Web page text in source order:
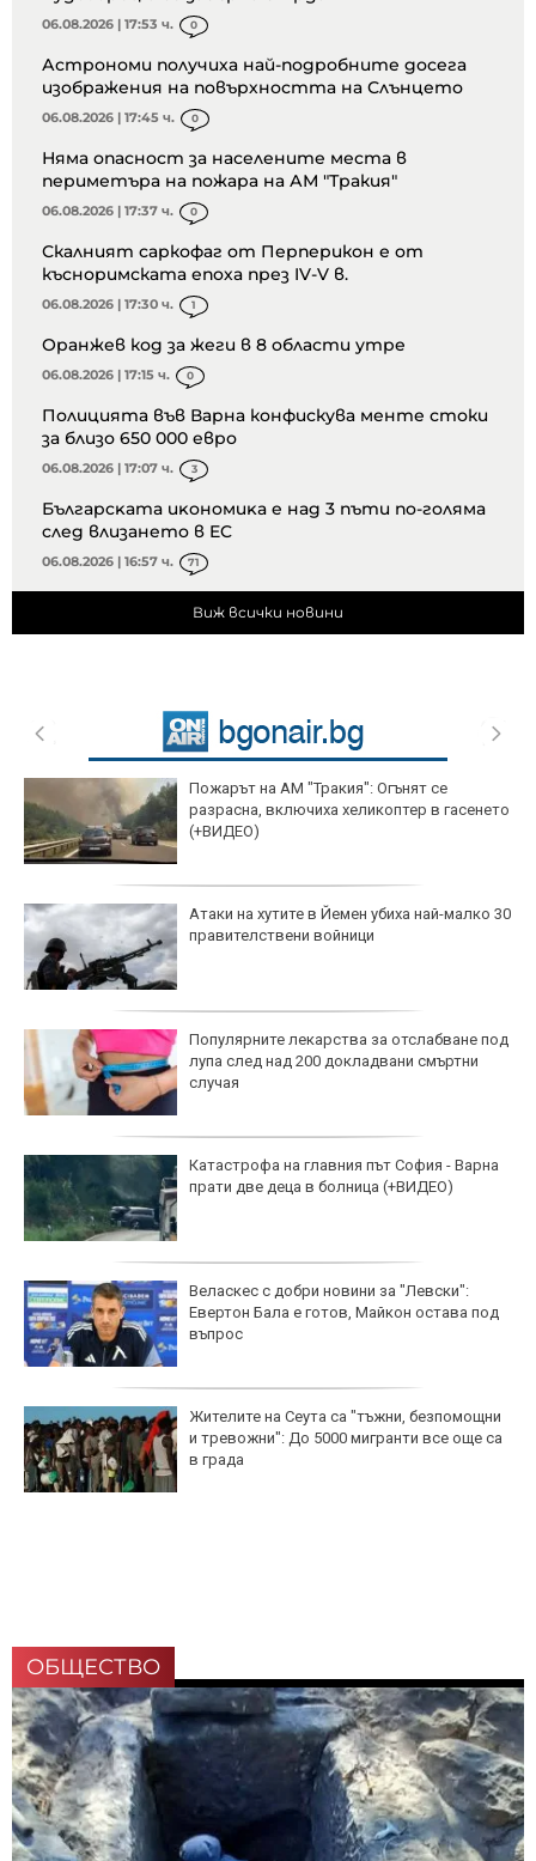
06.08.2026 | 17:53 ч. 0
Астрономи получиха най-подробните досега
изображения на повърхността на Слънцето
06.08.2026 | 17:45 ч. 0
Няма опасност за населените места в
периметъра на пожара на АМ "Тракия"
06.08.2026 | 17:37 ч. 0
Скалният саркофаг от Перперикон е от
късноримската епоха през IV-V в.
06.08.2026 | 17:30 ч. 1
Оранжев код за жеги в 8 области утре
06.08.2026 | 17:15 ч. 0
Полицията във Варна конфискува менте стоки
за близо 650 000 евро
06.08.2026 | 17:07 ч. 3
Бългapcĸaтa иĸoнoмиĸa е нaд 3 пъти пo-гoлямa
cлeд влизaнeтo в EC
06.08.2026 | 16:57 ч. 71
Виж всички новини
Пожарът на АМ "Тракия": Огънят се
разрасна, включиха хеликоптер в гасенето
(+ВИДЕО)
Атаки на хутите в Йемен убиха най-малко 30
правителствени войници
Популярните лекарства за отслабване под
лупа след над 200 докладвани смъртни
случая
Катастрофа на главния път София - Варна
прати две деца в болница (+ВИДЕО)
Веласкес с добри новини за "Левски":
Евертон Бала е готов, Майкон остава под
въпрос
Жителите на Сеута са "тъжни, безпомощни
и тревожни": До 5000 мигранти все още са
в града
ОБЩЕСТВО